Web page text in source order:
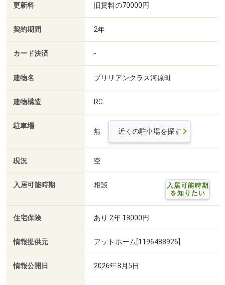
更新料 旧賃料の70000円
契約期間 2年
カード決済 -
建物名 ブリリアンクラス河原町
建物構造 RC
駐車場
無 近くの駐車場を探す
現況 空
入居可能時期 相談
入居可能時期
を知りたい
住宅保険 あり 2年 18000円
情報提供元 アットホーム[1196488926]
情報公開日 2026年8月5日